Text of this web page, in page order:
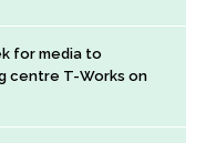
for media to
centre T-Works on